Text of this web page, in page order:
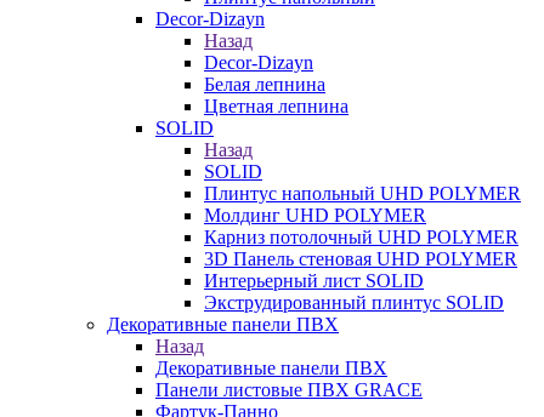
Decor-Dizayn
Назад
Decor-Dizayn
Белая лепнина
Цветная лепнина
SOLID
Назад
SOLID
Плинтус напольный UHD POLYMER
Молдинг UHD POLYMER
Карниз потолочный UHD POLYMER
3D Панель стеновая UHD POLYMER
Интерьерный лист SOLID
Экструдированный плинтус SOLID
Декоративные панели ПВХ
Назад
Декоративные панели ПВХ
Панели листовые ПВХ GRACE
Фартук-Панно